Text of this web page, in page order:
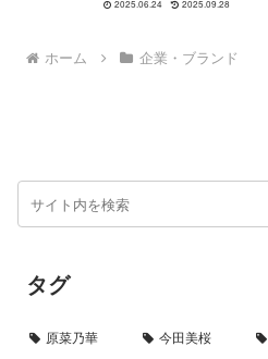
ッチによって大混乱に。暴れん坊
で“オハナ（家族）”の意味を学
び、姉妹の絆を取り戻してい
2025.06.24 2025.09.28
ホーム 企業・ブランド
タグ
原菜乃華 今田美桜